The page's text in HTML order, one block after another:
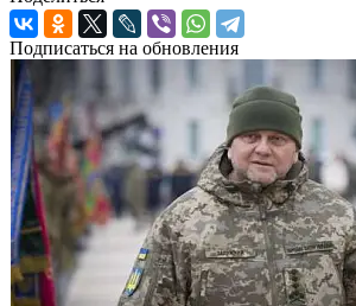
Подписаться на обновления